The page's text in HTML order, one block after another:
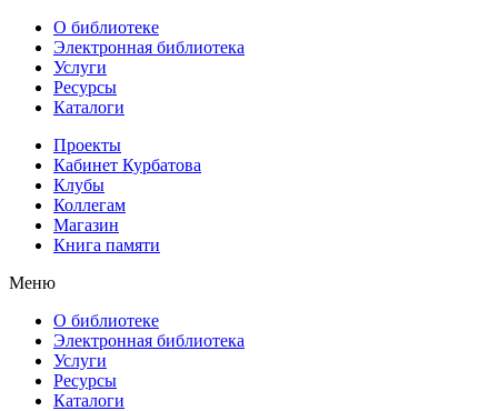
О библиотеке
Электронная библиотека
Услуги
Ресурсы
Каталоги
Проекты
Кабинет Курбатова
Клубы
Коллегам
Магазин
Книга памяти
Меню
О библиотеке
Электронная библиотека
Услуги
Ресурсы
Каталоги